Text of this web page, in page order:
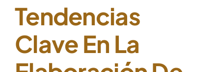
Tendencias
Clave En La